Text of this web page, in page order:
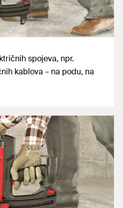
spojeva, npr.
kablova – na podu, na